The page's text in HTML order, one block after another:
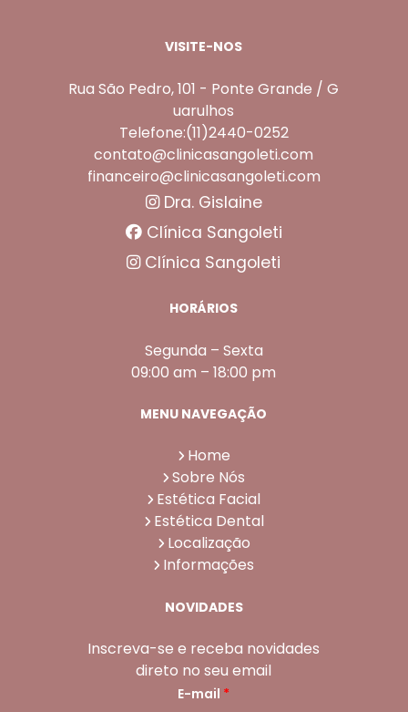
VISITE-NOS
Rua São Pedro, 101 - Ponte Grande / G
uarulhos
Telefone:(11)2440-0252
contato@clinicasangoleti.com
financeiro@clinicasangoleti.com
Dra. Gislaine
Clínica Sangoleti
Clínica Sangoleti
HORÁRIOS
Segunda – Sexta
09:00 am – 18:00 pm
MENU NAVEGAÇÃO
Home
Sobre Nós
Estética Facial
Estética Dental
Localização
Informações
NOVIDADES
Inscreva-se e receba novidades
direto no seu email
E-mail *